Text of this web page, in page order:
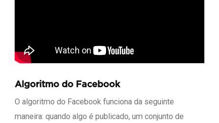
Algoritmo do Facebook
O algoritmo do Facebook funciona da seguinte
maneira: quando algo é publicado, um conjunto de